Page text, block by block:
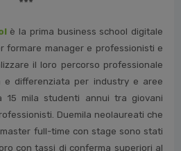
il modello innovativo di
Nova Gorica e Gorizia
cultura 2025”.
***